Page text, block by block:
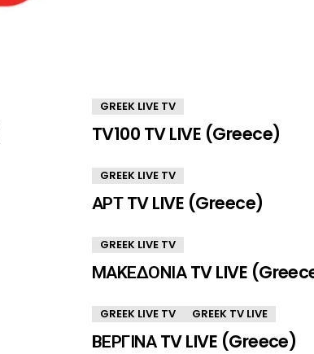
GREEK LIVE TV
TV100 TV LIVE (Greece)
GREEK LIVE TV
ΑΡΤ TV LIVE (Greece)
GREEK LIVE TV
ΜΑΚΕΔΟΝΙΑ TV LIVE
GREEK LIVE TV GREEK TV LIVE
ΒΕΡΓΙΝΑ TV LIVE (Greece)